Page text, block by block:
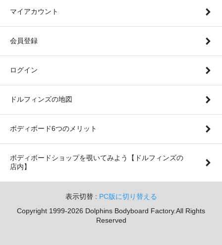
マイアカウント
会員登録
ログイン
ドルフィンズの地図
ボディボード6つのメリット
ボディボードショップを覗いてみよう【ドルフィンズの
店内】
表示切替 : PC版に切り替える
Copyright 1999-2026 Dolphins Bodyboard Factory.All Rights
Reserved